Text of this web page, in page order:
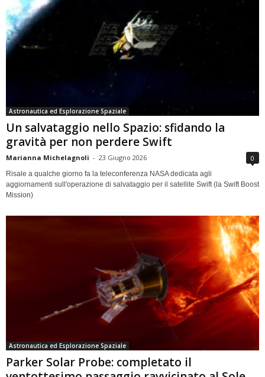
Astronautica ed Esplorazione Spaziale
Un salvataggio nello Spazio: sfidando la
gravità per non perdere Swift
Marianna Michelagnoli - 23 Giugno 2026 0
Risale a qualche giorno fa la teleconferenza NASA dedicata agli
aggiornamenti sull'operazione di salvataggio per il satellite Swift (la Swift Boost
Mission)
Astronautica ed Esplorazione Spaziale
Parker Solar Probe: completato il